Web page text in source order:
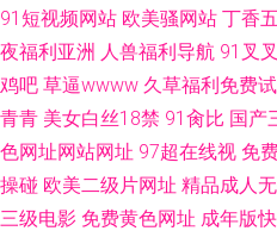
91短视频网站 欧美骚网站 丁香
夜福利亚洲 人兽福利导航 91叉
鸡吧 草逼wwww 久草福利免费
青青 美女白丝18禁 91肏比 国产
色网址网站网址 97超在线视 免
操碰 欧美二级片网址 精品成人
三级电影 免费黄色网址 成年版